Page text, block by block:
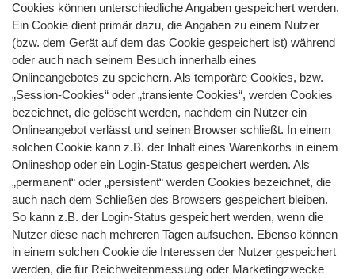
Cookies können unterschiedliche Angaben gespeichert werden.
Ein Cookie dient primär dazu, die Angaben zu einem Nutzer
(bzw. dem Gerät auf dem das Cookie gespeichert ist) während
oder auch nach seinem Besuch innerhalb eines
Onlineangebotes zu speichern. Als temporäre Cookies, bzw.
„Session-Cookies“ oder „transiente Cookies“, werden Cookies
bezeichnet, die gelöscht werden, nachdem ein Nutzer ein
Onlineangebot verlässt und seinen Browser schließt. In einem
solchen Cookie kann z.B. der Inhalt eines Warenkorbs in einem
Onlineshop oder ein Login-Status gespeichert werden. Als
„permanent“ oder „persistent“ werden Cookies bezeichnet, die
auch nach dem Schließen des Browsers gespeichert bleiben.
So kann z.B. der Login-Status gespeichert werden, wenn die
Nutzer diese nach mehreren Tagen aufsuchen. Ebenso können
in einem solchen Cookie die Interessen der Nutzer gespeichert
werden, die für Reichweitenmessung oder Marketingzwecke